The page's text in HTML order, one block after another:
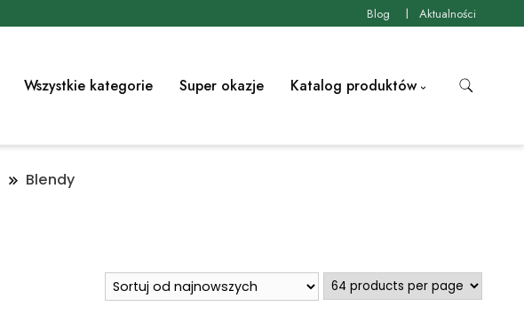
Blog Aktualności
Wszystkie kategorie Super okazje Katalog produktów
Blendy